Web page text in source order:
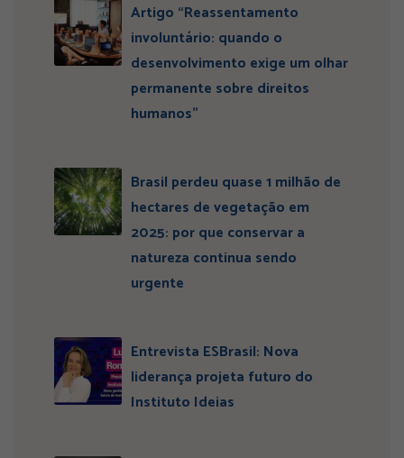
Artigo “Reassentamento
involuntário: quando o
desenvolvimento exige um olhar
permanente sobre direitos
humanos”
Brasil perdeu quase 1 milhão de
hectares de vegetação em
2025: por que conservar a
natureza continua sendo
urgente
Entrevista ESBrasil: Nova
liderança projeta futuro do
Instituto Ideias